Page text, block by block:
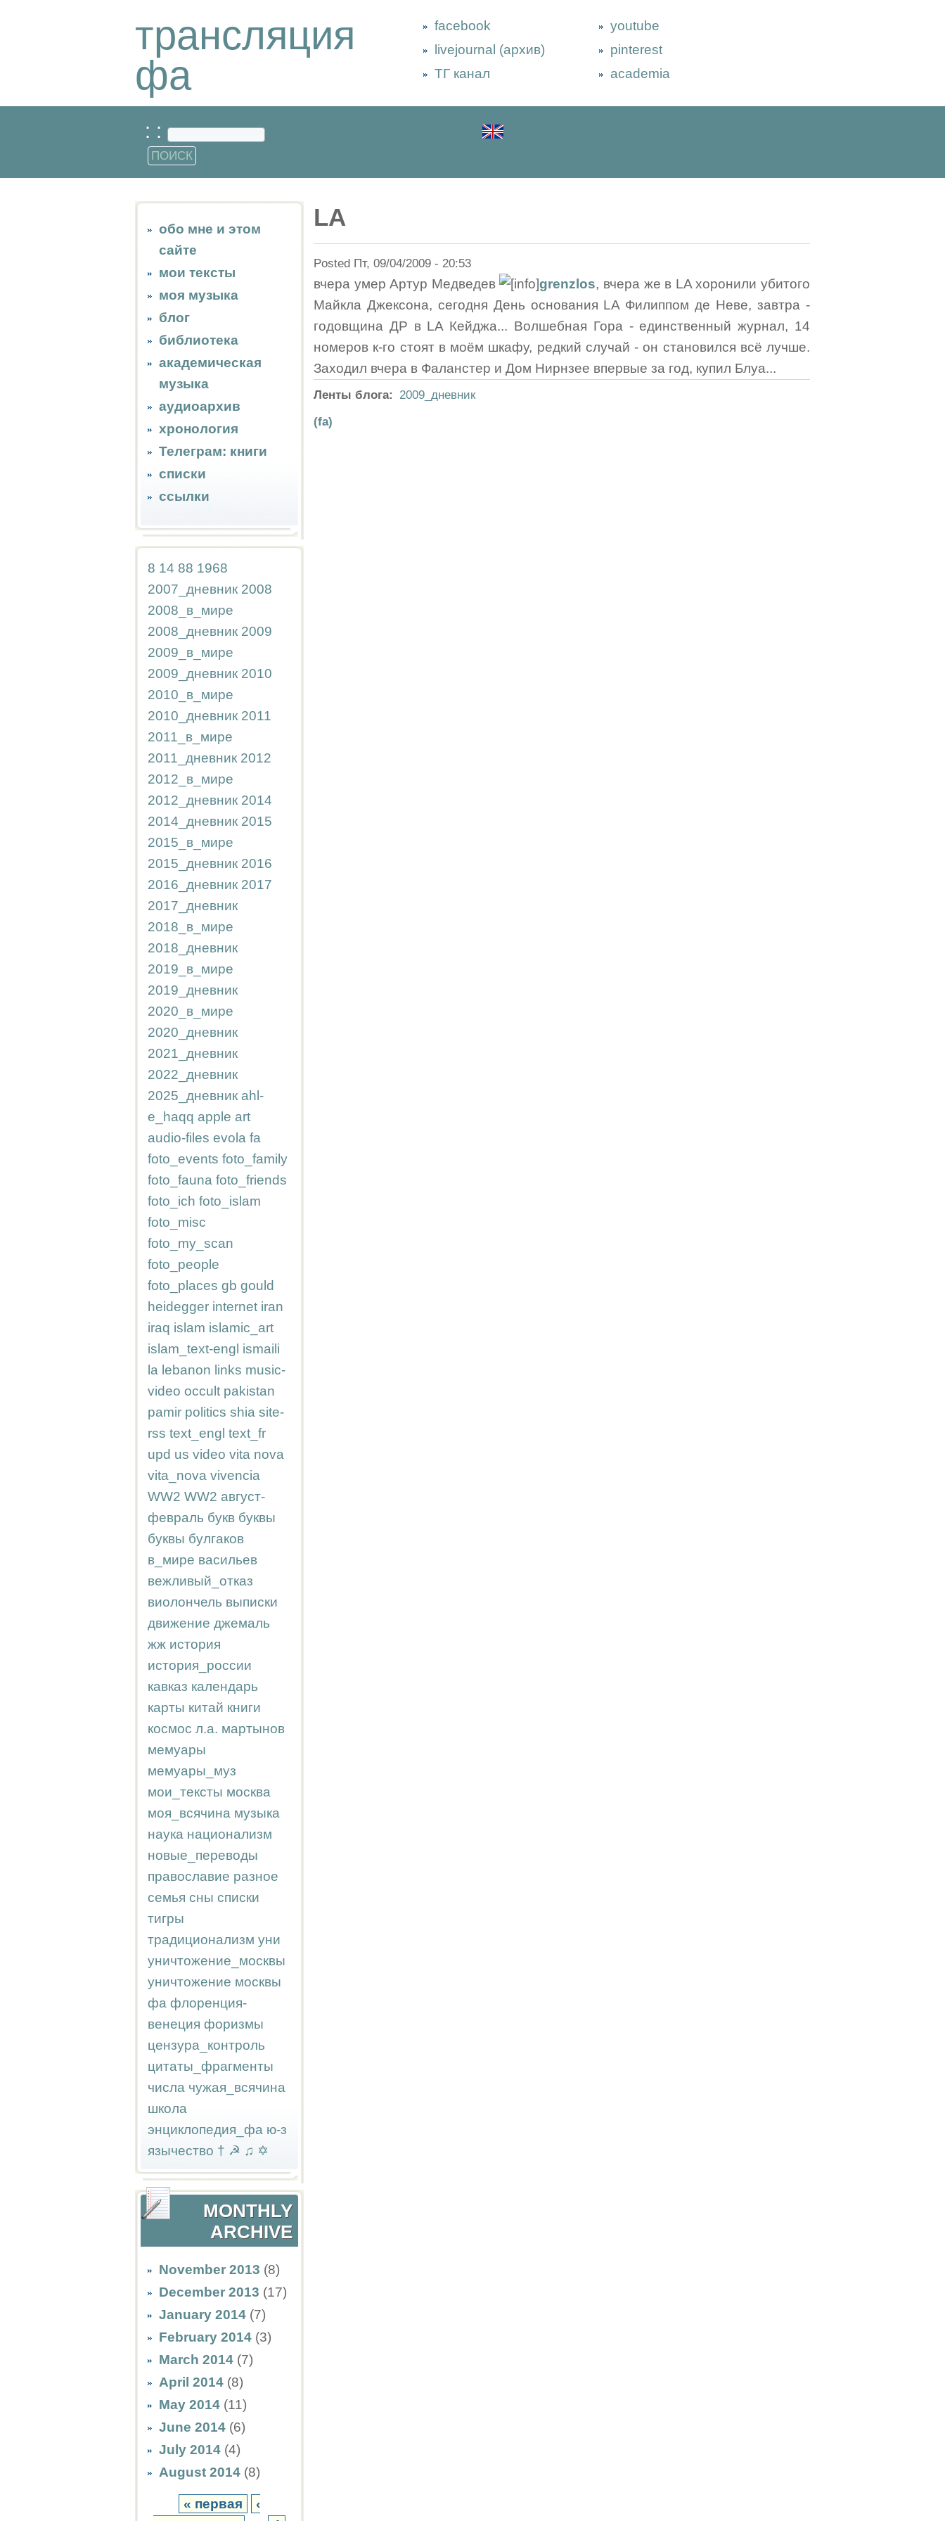
трансляция
фа
facebook
livejournal (архив)
ТГ канал
youtube
pinterest
academia
: :
обо мне и этом
сайте
мои тексты
моя музыка
блог
библиотека
академическая
музыка
аудиоархив
хронология
Телеграм: книги
списки
ссылки
8 14 88 1968
2007_дневник 2008
2008_в_мире
2008_дневник 2009
2009_в_мире
2009_дневник 2010
2010_в_мире
2010_дневник 2011
2011_в_мире
2011_дневник 2012
2012_в_мире
2012_дневник 2014
2014_дневник 2015
2015_в_мире
2015_дневник 2016
2016_дневник 2017
2017_дневник
2018_в_мире
2018_дневник
2019_в_мире
2019_дневник
2020_в_мире
2020_дневник
2021_дневник
2022_дневник
2025_дневник ahl-
e_haqq apple art
audio-files evola fa
foto_events foto_family
foto_fauna foto_friends
foto_ich foto_islam
foto_misc
foto_my_scan
foto_people
foto_places gb gould
heidegger internet iran
iraq islam islamic_art
islam_text-engl ismaili
la lebanon links music-
video occult pakistan
pamir politics shia site-
rss text_engl text_fr
upd us video vita nova
vita_nova vivencia
WW2 WW2 август-
февраль букв буквы
буквы булгаков
в_мире васильев
вежливый_отказ
виолончель выписки
движение джемаль
жж история
история_россии
кавказ календарь
карты китай книги
космос л.а. мартынов
мемуары
мемуары_муз
мои_тексты москва
моя_всячина музыка
наука национализм
новые_переводы
православие разное
семья сны списки
тигры
традиционализм уни
уничтожение_москвы
уничтожение москвы
фа флоренция-
венеция форизмы
цензура_контроль
цитаты_фрагменты
числа чужая_всячина
школа
энциклопедия_фа ю-з
язычество † ☭ ♫ ✡
MONTHLY
ARCHIVE
November 2013 (8)
December 2013 (17)
January 2014 (7)
February 2014 (3)
March 2014 (7)
April 2014 (8)
May 2014 (11)
June 2014 (6)
July 2014 (4)
August 2014 (8)
« первая
‹
LA
Posted Пт, 09/04/2009 - 20:53
вчера умер Артур Медведев grenzlos, вчера же в LA хоронили убитого
Майкла Джексона, сегодня День основания LA Филиппом де Неве, завтра -
годовщина ДР в LA Кейджа... Волшебная Гора - единственный журнал, 14
номеров к-го стоят в моём шкафу, редкий случай - он становился всё лучше.
Заходил вчера в Фаланстер и Дом Нирнзее впервые за год, купил Блуа...
Ленты блога: 2009_дневник
(fa)